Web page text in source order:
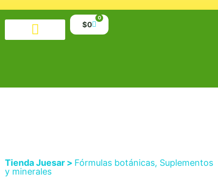
$0
0
Tienda Juesar > Fórmulas botánicas, Suplementos
y minerales